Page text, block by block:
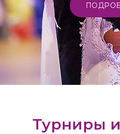
Турниры